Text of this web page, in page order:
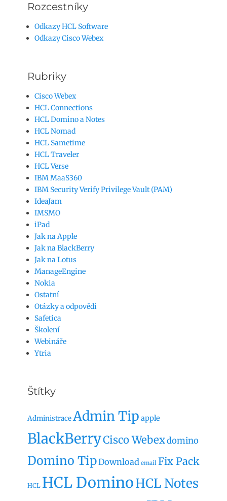
Rozcestníky
Odkazy HCL Software
Odkazy Cisco Webex
Rubriky
Cisco Webex
HCL Connections
HCL Domino a Notes
HCL Nomad
HCL Sametime
HCL Traveler
HCL Verse
IBM MaaS360
IBM Security Verify Privilege Vault (PAM)
IdeaJam
IMSMO
iPad
Jak na Apple
Jak na BlackBerry
Jak na Lotus
ManageEngine
Nokia
Ostatní
Otázky a odpovědi
Safetica
Školení
Webináře
Ytria
Štítky
AdministraceAdmin Tip apple
BlackBerryCisco Webexdomino
Domino TipDownload email Fix Pack
HCL HCL DominoHCL Notes